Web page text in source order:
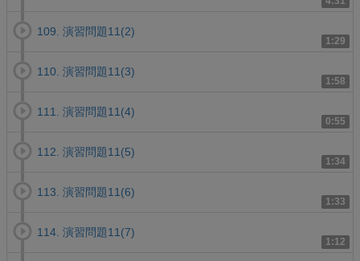
1:29
109. 演習問題11(2)
1:58
110. 演習問題11(3)
0:55
111. 演習問題11(4)
1:34
112. 演習問題11(5)
1:33
113. 演習問題11(6)
1:12
114. 演習問題11(7)